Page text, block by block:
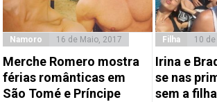
Namoro 16 de Maio, 2017
Merche Romero mostra
férias românticas em
São Tomé e Príncipe
Filha 10
Irina e
se nas
sem a filha